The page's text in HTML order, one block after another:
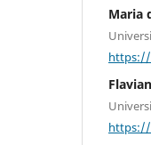
Maria
https://
https://